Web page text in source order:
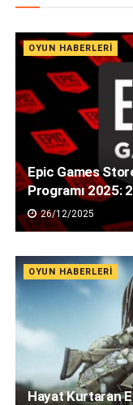
OYUN HABERLERI
Epic Games
Programı 2025:
26/12/2025
OYUN HABERLERI
Hayat Kurtaran